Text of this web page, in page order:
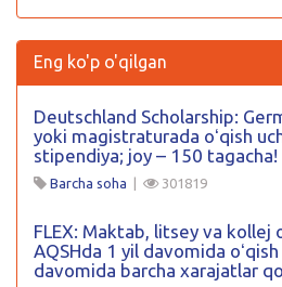
Eng ko'p o'qilgan
Deutschland Scholarship:
yoki magistraturada oʻqish
stipendiya; joy – 150 tagacha!
Barcha soha | 301819
FLEX: Maktab, litsey va kollej
AQSHda 1 yil davomida
davomida barcha xarajatlar